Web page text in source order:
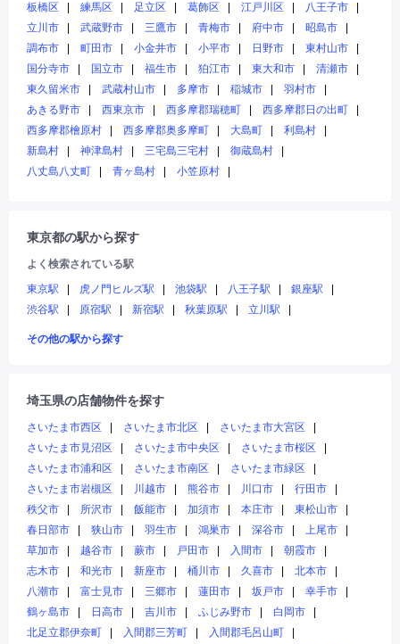
板橋区
練馬区 足立区 葛飾区 江戸川区
八王子市
立川市
武蔵野市 三鷹市 青梅市 府中市
昭島市
調布市
町田市 小金井市 小平市 日野市
東村山市
国分寺市
国立市 福生市 狛江市 東大和市
清瀬市
東久留米市
武蔵村山市 多摩市 稲城市
羽村市
あきる野市
西東京市 西多摩郡瑞穂町
西多摩郡日の出町
西多摩郡檜原村
西多摩郡奥多摩町 大島町
利島村
新島村
神津島村 三宅島三宅村
御蔵島村
八丈島八丈町
青ヶ島村 小笠原村
東京都の駅から探す
よく検索されている駅
東京駅
虎ノ門ヒルズ駅 池袋駅 八王子駅
銀座駅
渋谷駅
原宿駅 新宿駅 秋葉原駅 立川駅
その他の駅から探す
埼玉県の店舗物件を探す
さいたま市西区 さいたま市北区
さいたま市大宮区
さいたま市見沼区
さいたま市中央区
さいたま市桜区
さいたま市浦和区
さいたま市南区
さいたま市緑区
さいたま市岩槻区
川越市 熊谷市 川口市
行田市
秩父市
所沢市 飯能市 加須市 本庄市
東松山市
春日部市
狭山市 羽生市 鴻巣市 深谷市
上尾市
草加市
越谷市 蕨市 戸田市 入間市
朝霞市
志木市
和光市 新座市 桶川市 久喜市
北本市
八潮市
富士見市 三郷市 蓮田市 坂戸市
幸手市
鶴ヶ島市
日高市 吉川市 ふじみ野市
白岡市
北足立郡伊奈町
入間郡三芳町
入間郡毛呂山町